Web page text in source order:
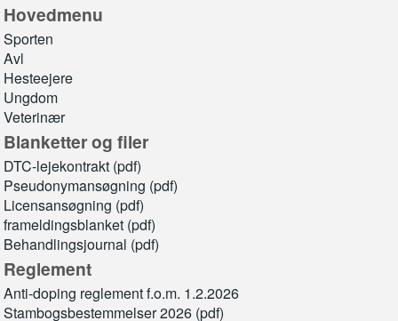
Hovedmenu
Sporten
Avl
Hesteejere
Ungdom
Veterinær
Blanketter og filer
DTC-lejekontrakt (pdf)
Pseudonymansøgning (pdf)
Licensansøgning (pdf)
frameldingsblanket (pdf)
Behandlingsjournal (pdf)
Reglement
Anti-doping reglement f.o.m. 1.2.2026
Stambogsbestemmelser 2026 (pdf)